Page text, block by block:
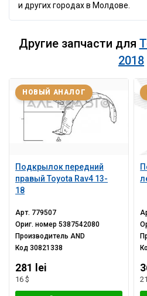
и других городах в Молдове.
Другие запчасти для
2018
Подкрылок передний
правый Toyota Rav4 13-
18
НОВЫЙ АНАЛОГ
Арт. 779507
Ориг. номер5387542080
ПроизводительAND
Код30821338
281 lei
16 $